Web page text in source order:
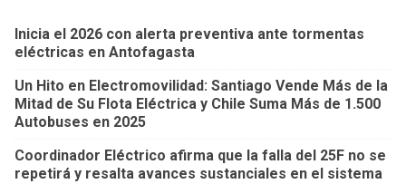
Inicia el 2026 con alerta preventiva ante tormentas
eléctricas en Antofagasta
Un Hito en Electromovilidad: Santiago Vende Más de la
Mitad de Su Flota Eléctrica y Chile Suma Más de 1.500
Autobuses en 2025
Coordinador Eléctrico afirma que la falla del 25F no se
repetirá y resalta avances sustanciales en el sistema